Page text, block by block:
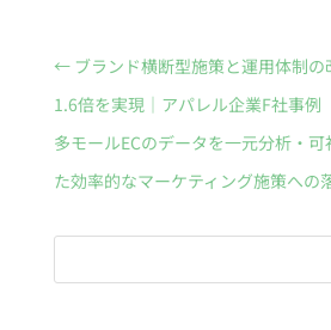
← ブランド横断型施策と運用体制の
1.6倍を実現｜アパレル企業F社事例
多モールECのデータを一元分析・
た効率的なマーケティング施策への